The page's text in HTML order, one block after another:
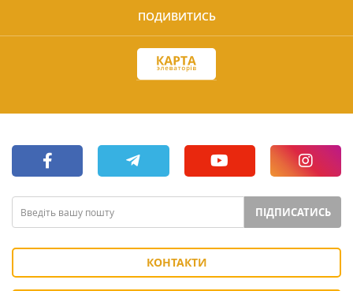
ПОДИВИТИСЬ
ПІДПИСАТИСЬ
КОНТАКТИ